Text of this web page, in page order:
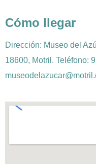
Cómo llegar
Dirección: Museo del
18600, Motril. Teléfono: